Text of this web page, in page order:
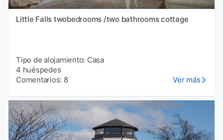
Little Falls twobedrooms /two bathrooms cottage
Tipo de alojamiento: Casa
4 huéspedes
Comentarios: 8
Ver más